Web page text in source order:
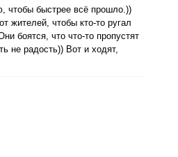
чтобы быстрее всё прошло.))
жителей, чтобы кто-то ругал
боятся, что что-то пропустят
не радость)) Вот и ходят,